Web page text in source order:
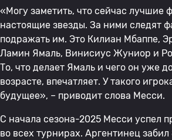
«Могу заметить, что сейчас лучшие
настоящие звезды. За ними следят
подражать им. Это Килиан Мбаппе,
Ламин Ямаль, Винисиус Жуниор и
То, что делает Ямаль и чего он уже
возрасте, впечатляет. У такого
будущее», – приводит слова Месси.
С начала сезона-2025 Месси успел
во всех турнирах. Аргентинец